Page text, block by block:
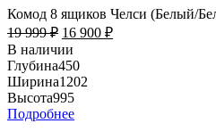
Комод 8 ящиков Челси (Белый/
19 999₽ 16 900 ₽
В наличии
Глубина450
Ширина1202
Высота995
Подробнее